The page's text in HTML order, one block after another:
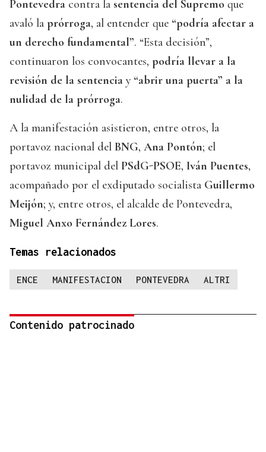
Pontevedra contra la sentencia del Supremo que
avaló la prórroga, al entender que “podría afectar a
un derecho fundamental”. “Esta decisión”,
continuaron los convocantes, podría llevar a la
revisión de la sentencia y “abrir una puerta” a la
nulidad de la prórroga.
A la manifestación asistieron, entre otros, la
portavoz nacional del BNG, Ana Pontón; el
portavoz municipal del PSdG-PSOE, Iván Puentes,
acompañado por el exdiputado socialista Guillermo
Meijón; y, entre otros, el alcalde de Pontevedra,
Miguel Anxo Fernández Lores.
Temas relacionados
ENCE MANIFESTACION PONTEVEDRA ALTRI
Contenido patrocinado